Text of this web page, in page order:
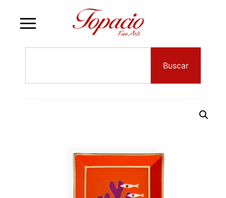
Buscar